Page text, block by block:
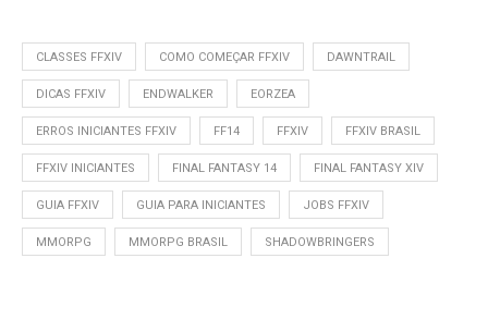
CLASSES FFXIV COMO COMEÇAR FFXIV DAWNTRAIL
DICAS FFXIV ENDWALKER EORZEA
ERROS INICIANTES FFXIV FF14 FFXIV FFXIV BRASIL
FFXIV INICIANTES FINAL FANTASY 14 FINAL FANTASY XIV
GUIA FFXIV GUIA PARA INICIANTES JOBS FFXIV
MMORPG MMORPG BRASIL SHADOWBRINGERS